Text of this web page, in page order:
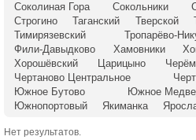
Соколиная Гора
Сокольники
Строгино
Таганский Тверской
Тимирязевский
Тропарёво-
Фили-Давыдково
Хамовники
Хорошёвский
Царицыно
Чертаново Центральное
Южное Бутово
Южное
Южнопортовый
Якиманка
Нет результатов.